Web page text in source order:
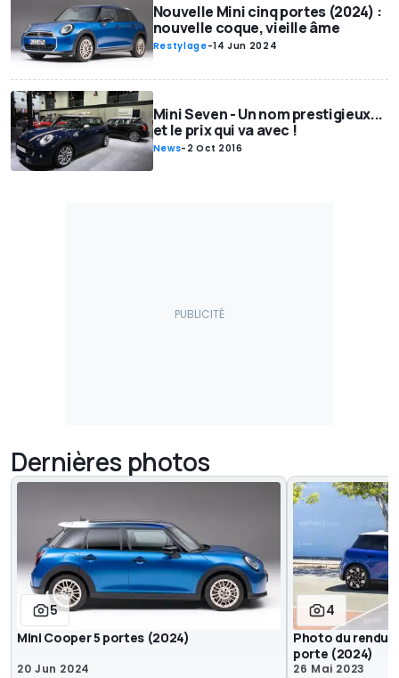
Nouvelle Mini cinq portes (2024) :
nouvelle coque, vieille âme
Restylage-14 Jun 2024
Mini Seven - Un nom prestigieux...
et le prix qui va avec !
News- 2 Oct 2016
Dernières photos
5
Mini Cooper 5 portes (2024)
20 Jun 2024
4
Photo du rendu
porte (2024)
26 Mai 2023